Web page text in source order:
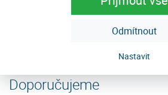
Odmítnout
Nastavit
Cena: 350 Kč za osobu / noc
Doporučujeme